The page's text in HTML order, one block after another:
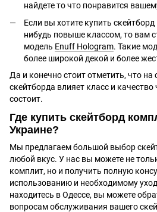
найдете то что понравится
Если вы хотите купить
нибудь повыше классом, то вам
модель Enuff Hologram. Такие
более широкой декой и более
Да и конечно стоит отметить, что
скейтборда влияет класс и качество
состоит.
Где купить скейтборд
Украине?
Мы предлагаем большой выбор
любой вкус. У нас вы можете не
комплит, но и получить полную
использованию и необходимому
находитесь в Одессе, вы можете
вопросам обслуживания вашего